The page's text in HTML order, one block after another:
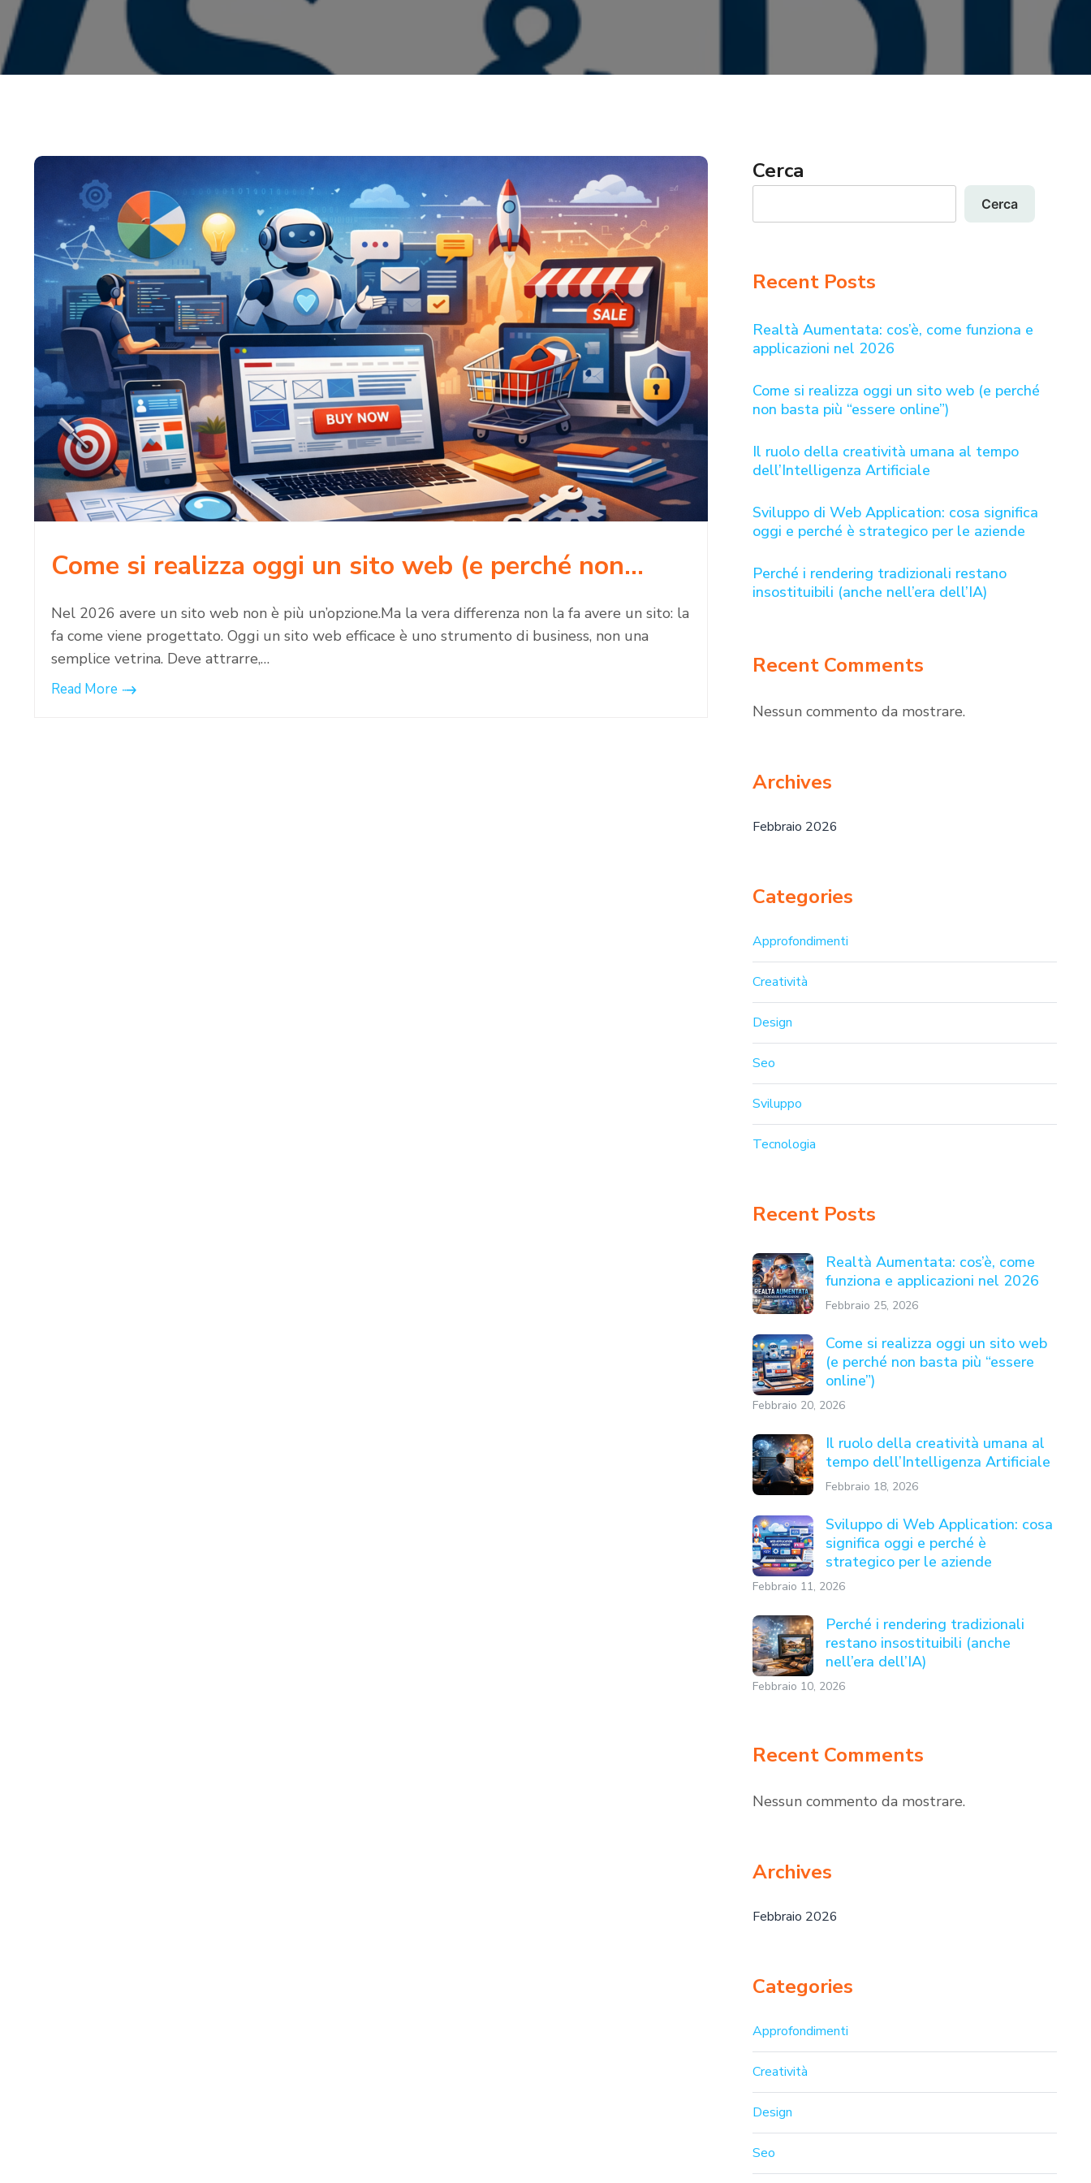
Come si realizza oggi un sito web (e perché non…
Nel 2026 avere un sito web non è più un’opzione.Ma la vera differenza non la fa avere un sito: la
fa come viene progettato. Oggi un sito web efficace è uno strumento di business, non una
semplice vetrina. Deve attrarre,…
Read More
Cerca
Cerca
Recent Posts
Realtà Aumentata: cos’è, come funziona e
applicazioni nel 2026
Come si realizza oggi un sito web (e perché
non basta più “essere online”)
Il ruolo della creatività umana al tempo
dell’Intelligenza Artificiale
Sviluppo di Web Application: cosa significa
oggi e perché è strategico per le aziende
Perché i rendering tradizionali restano
insostituibili (anche nell’era dell’IA)
Recent Comments
Nessun commento da mostrare.
Archives
Febbraio 2026
Categories
Approfondimenti
Creatività
Design
Seo
Sviluppo
Tecnologia
Recent Posts
Realtà Aumentata: cos’è, come
funziona e applicazioni nel 2026
Febbraio 25, 2026
Come si realizza oggi un sito web
(e perché non basta più “essere
online”)
Febbraio 20, 2026
Il ruolo della creatività umana al
tempo dell’Intelligenza Artificiale
Febbraio 18, 2026
Sviluppo di Web Application: cosa
significa oggi e perché è
strategico per le aziende
Febbraio 11, 2026
Perché i rendering tradizionali
restano insostituibili (anche
nell’era dell’IA)
Febbraio 10, 2026
Recent Comments
Nessun commento da mostrare.
Archives
Febbraio 2026
Categories
Approfondimenti
Creatività
Design
Seo